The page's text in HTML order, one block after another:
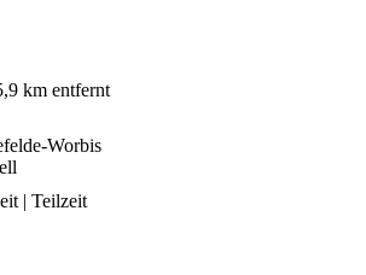
km entfernt
Worbis
| Teilzeit